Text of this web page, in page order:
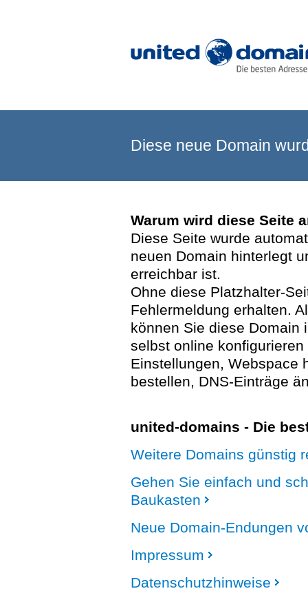
Diese neue Domain
Warum wird diese Seite
Diese Seite wurde
neuen Domain hinterlegt
erreichbar ist.
Ohne diese Platzhalter-
Fehlermeldung erhalten.
können Sie diese Domain
selbst online
Einstellungen, Webspace
bestellen, DNS-Einträge
united-domains - Die
Weitere Domains günstig
Gehen Sie einfach und
Baukasten
Neue Domain-Endungen
Impressum
Datenschutzhinweise